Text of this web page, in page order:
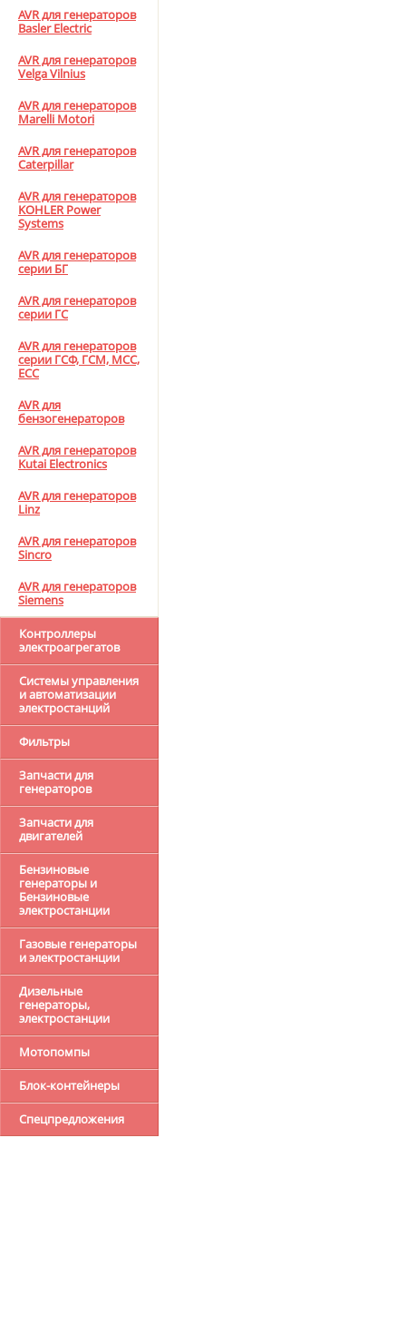
AVR для генераторов
Basler Electric
AVR для генераторов
Velga Vilnius
AVR для генераторов
Marelli Motori
AVR для генераторов
Caterpillar
AVR для генераторов
KOHLER Pоwer
Systems
AVR для генераторов
серии БГ
AVR для генераторов
серии ГС
AVR для генераторов
серии ГСФ, ГСМ, МСС,
ЕСС
AVR для
бензогенераторов
AVR для генераторов
Kutai Electronics
AVR для генераторов
Linz
AVR для генераторов
Sincro
AVR для генераторов
Siemens
Контроллеры
электроагрегатов
Системы управления
и автоматизации
электростанций
Фильтры
Запчасти для
генераторов
Запчасти для
двигателей
Бензиновые
генераторы и
Бензиновые
электростанции
Газовые генераторы
и электростанции
Дизельные
генераторы,
электростанции
Мотопомпы
Блок-контейнеры
Спецпредложения